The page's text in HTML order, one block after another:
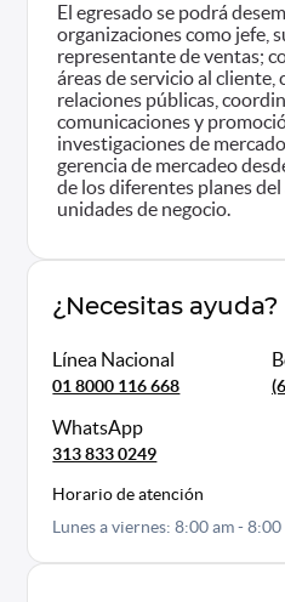
El egresado se podrá
organizaciones como jefe,
representante de ventas;
áreas de servicio al
relaciones públicas,
comunicaciones y
investigaciones de
gerencia de mercadeo
de los diferentes planes
unidades de negocio.
¿Necesitas ayuda?
Línea Nacional
01 8000 116 668
WhatsApp
313 833 0249
Horario de atención
Lunes a viernes: 8:00 am - 8:00